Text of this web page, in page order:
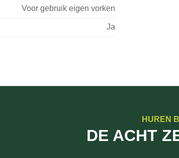
Voor gebruik eigen vorken
Ja
HUREN
DE ACHT